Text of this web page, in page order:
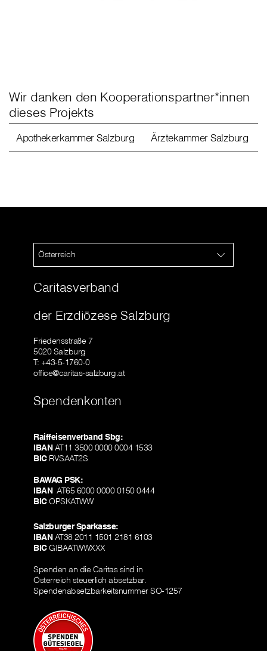
Wir danken den Kooperationspartner*innen
dieses Projekts
Apothekerkammer Salzburg Ärztekammer Salzburg
Österreich
Caritasverband
der Erzdiözese Salzburg
Friedensstraße 7
5020 Salzburg
T: +43-5-1760-0
office@caritas-salzburg.at
Spendenkonten
Raiffeisenverband Sbg:
IBANAT11 3500 0000 0004 1533
BICRVSAAT2S
BAWAG PSK:
IBANAT65 6000 0000 0150 0444
BICOPSKATWW
Salzburger Sparkasse:
IBANAT38 2011 1501 2181 6103
BICGIBAATWWXXX
Spenden an die Caritas sind in
Österreich steuerlich absetzbar.
Spendenabsetzbarkeitsnummer SO-1257